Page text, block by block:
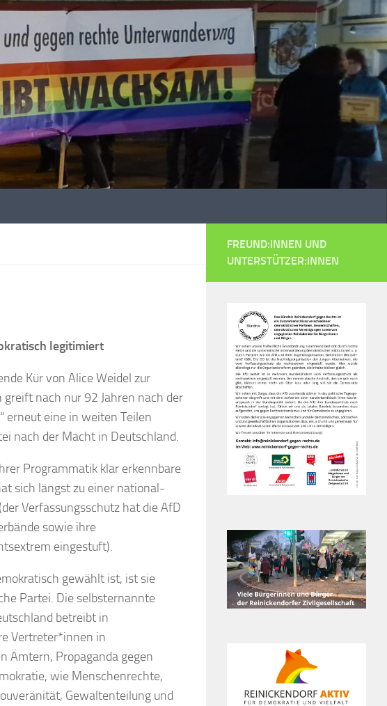
legitimiert
Kür von Alice Weidel zur
greift nach nur 92 Jahren nach der
erneut eine in weiten Teilen
nach der Macht in Deutschland.
Programmatik klar erkennbare
sich längst zu einer national-
Verfassungsschutz hat die AfD
sowie ihre
eingestuft).
gewählt ist, ist sie
Partei. Die selbsternannte
betreibt in
Vertreter*innen in
Ämtern, Propaganda gegen
wie Menschenrechte,
Gewaltenteilung und
FREUND:INNEN UND
UNTERSTÜTZER:INNEN